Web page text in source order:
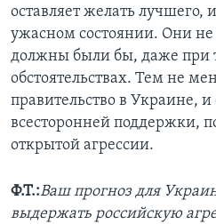
оставляет желать лучшего,
ужасном состоянии. Они не
должны были бы, даже при
обстоятельствах. Тем не
правительство в Украине,
всесторонней поддержки,
открытой агрессии.
Ф.Т.:Ваш прогноз для
выдержать российскую